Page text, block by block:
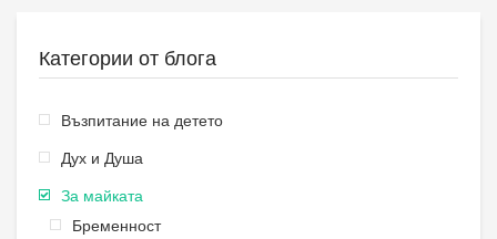
Категории от блога
Възпитание на детето
Дух и Душа
За майката
Бременност